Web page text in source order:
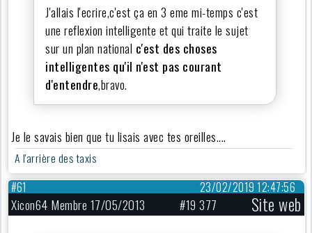
J'allais l'ecrire,c'est ça en 3 eme mi-temps c'est
une reflexion intelligente et qui traite le sujet
sur un plan national c'est des choses
intelligentes qu'il n'est pas courant
d'entendre,bravo.
Je le savais bien que tu lisais avec tes oreilles....
A l'arrière des taxis
23/02/2019 12:47:56
#61
Xicon64 Membre 17/05/2013 #19 377 Site web